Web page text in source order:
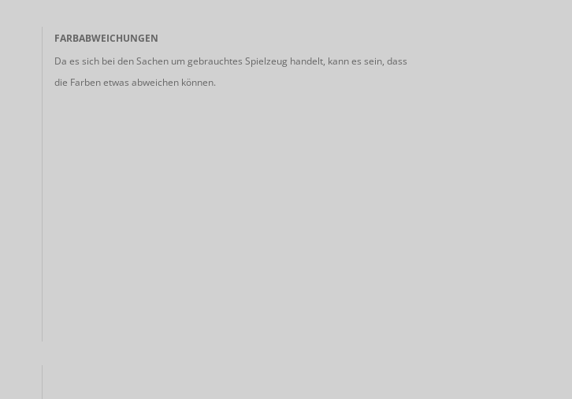
FARBABWEICHUNGEN
Da es sich bei den Sachen um gebrauchtes Spielzeug handelt, kann es sein, dass
die Farben etwas abweichen können.